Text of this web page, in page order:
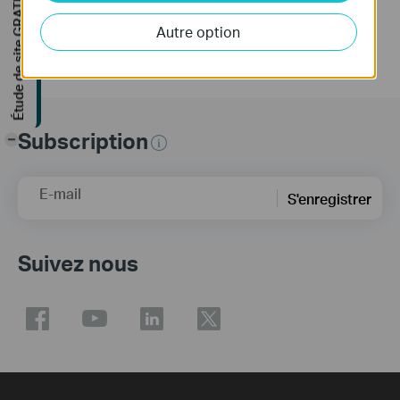
1. Updates the Open Source Software Statement.
Subscription
E-mail S'enregistrer
Suivez nous
Autre option
Étude de site GRATUITE
-